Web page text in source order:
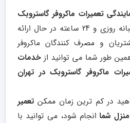
تعمیرات ماکروفر گاستروبک
، به صورت شبانه روزی و 24 ساعته در حال ارائه
و مصرف کنندگان ماکروفر
طور شما می توانید از خدمات
ماکروفر گاستروبک در تهران
در کم ترین زمان ممکن تعمیر
شماانجام شود، می توانید با